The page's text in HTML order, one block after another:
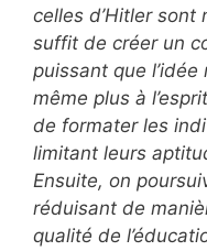
celles d’Hitler
suffit de créer un
puissant que
même plus à
de formater les
limitant leurs
Ensuite, on
réduisant de
qualité de